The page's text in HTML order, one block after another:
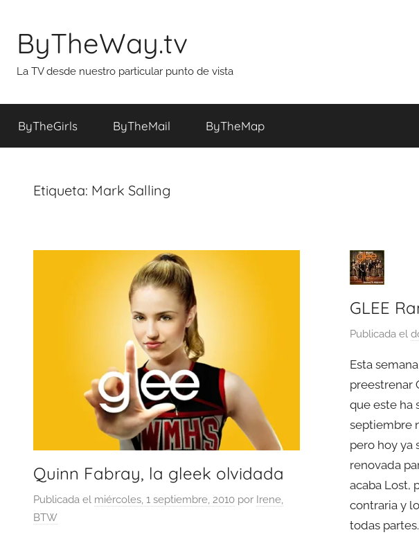
contenido
ByTheWay.tv
La TV desde nuestro particular punto de vista
ByTheGirls ByTheMail ByTheMap
Etiqueta: Mark Salling
Quinn Fabray, la gleek olvidada
Publicada el miércoles, 1 septiembre, 2010 por Irene,
BTW
GLEE
Publicada el
Esta
preestrenar
que este ha
septiembre
pero hoy ya
renovada
acaba Lost,
contraria y
todas